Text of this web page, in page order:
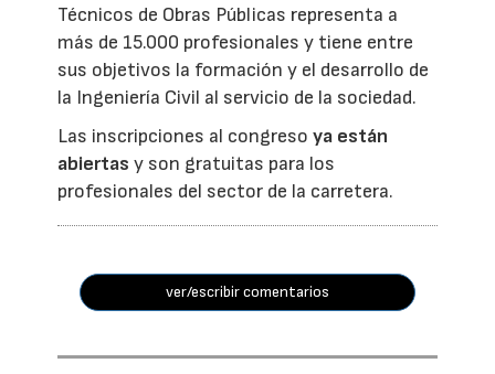
Técnicos de Obras Públicas representa a
más de 15.000 profesionales y tiene entre
sus objetivos la formación y el desarrollo de
la Ingeniería Civil al servicio de la sociedad.
Las inscripciones al congresoya están
abiertas y son gratuitas para los
profesionales del sector de la carretera.
ver/escribir comentarios